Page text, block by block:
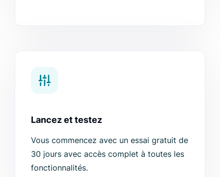
Lancez et testez
Vous commencez avec un essai gratuit de
30 jours avec accès complet à toutes les
fonctionnalités.